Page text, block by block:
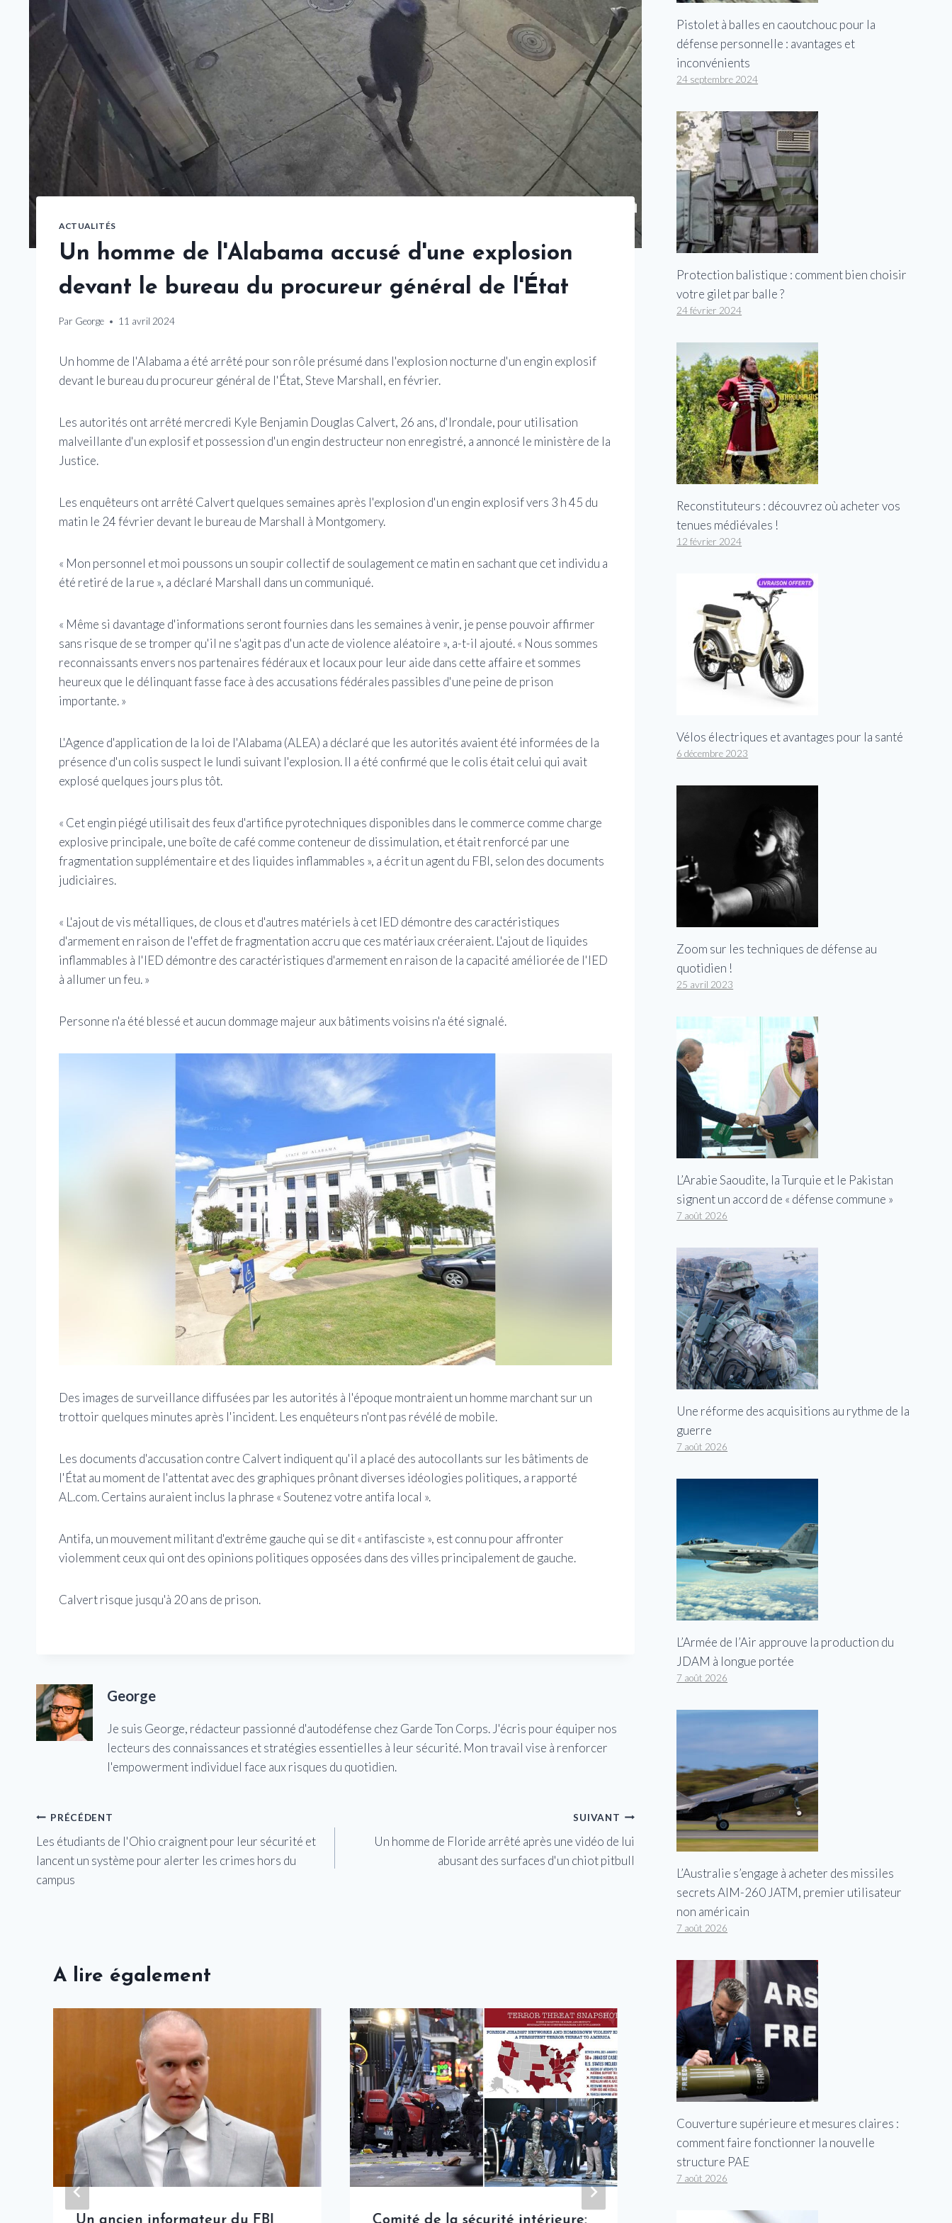
ACTUALITÉS
Un homme de l'Alabama accusé d'une explosion
devant le bureau du procureur général de l'État
Par George 11 avril 2024
Un homme de l'Alabama a été arrêté pour son rôle présumé dans l'explosion nocturne d'un engin explosif
devant le bureau du procureur général de l'État, Steve Marshall, en février.
Les autorités ont arrêté mercredi Kyle Benjamin Douglas Calvert, 26 ans, d'Irondale, pour utilisation
malveillante d'un explosif et possession d'un engin destructeur non enregistré, a annoncé le ministère de la
Justice.
Les enquêteurs ont arrêté Calvert quelques semaines après l'explosion d'un engin explosif vers 3 h 45 du
matin le 24 février devant le bureau de Marshall à Montgomery.
« Mon personnel et moi poussons un soupir collectif de soulagement ce matin en sachant que cet individu a
été retiré de la rue », a déclaré Marshall dans un communiqué.
« Même si davantage d'informations seront fournies dans les semaines à venir, je pense pouvoir affirmer
sans risque de se tromper qu'il ne s'agit pas d'un acte de violence aléatoire », a-t-il ajouté. « Nous sommes
reconnaissants envers nos partenaires fédéraux et locaux pour leur aide dans cette affaire et sommes
heureux que le délinquant fasse face à des accusations fédérales passibles d'une peine de prison
importante. »
L'Agence d'application de la loi de l'Alabama (ALEA) a déclaré que les autorités avaient été informées de la
présence d'un colis suspect le lundi suivant l'explosion. Il a été confirmé que le colis était celui qui avait
explosé quelques jours plus tôt.
« Cet engin piégé utilisait des feux d'artifice pyrotechniques disponibles dans le commerce comme charge
explosive principale, une boîte de café comme conteneur de dissimulation, et était renforcé par une
fragmentation supplémentaire et des liquides inflammables », a écrit un agent du FBI, selon des documents
judiciaires.
« L'ajout de vis métalliques, de clous et d'autres matériels à cet IED démontre des caractéristiques
d'armement en raison de l'effet de fragmentation accru que ces matériaux créeraient. L'ajout de liquides
inflammables à l'IED démontre des caractéristiques d'armement en raison de la capacité améliorée de l'IED
à allumer un feu. »
Personne n'a été blessé et aucun dommage majeur aux bâtiments voisins n'a été signalé.
Des images de surveillance diffusées par les autorités à l'époque montraient un homme marchant sur un
trottoir quelques minutes après l'incident. Les enquêteurs n'ont pas révélé de mobile.
Les documents d'accusation contre Calvert indiquent qu'il a placé des autocollants sur les bâtiments de
l'État au moment de l'attentat avec des graphiques prônant diverses idéologies politiques, a rapporté
AL.com. Certains auraient inclus la phrase « Soutenez votre antifa local ».
Antifa, un mouvement militant d'extrême gauche qui se dit « antifasciste », est connu pour affronter
violemment ceux qui ont des opinions politiques opposées dans des villes principalement de gauche.
Calvert risque jusqu'à 20 ans de prison.
George
Je suis George, rédacteur passionné d'autodéfense chez Garde Ton Corps. J'écris pour équiper nos
lecteurs des connaissances et stratégies essentielles à leur sécurité. Mon travail vise à renforcer
l'empowerment individuel face aux risques du quotidien.
Navigation
de
l’article
PRÉCÉDENT
Les étudiants de l'Ohio craignent pour leur sécurité et
lancent un système pour alerter les crimes hors du
campus
SUIVANT
Un homme de Floride arrêté après une vidéo de lui
abusant des surfaces d'un chiot pitbull
A lire également
Pistolet à balles en caoutchouc pour la
défense personnelle : avantages et
inconvénients
24 septembre 2024
Protection balistique : comment bien choisir
votre gilet par balle ?
24 février 2024
Reconstituteurs : découvrez où acheter vos
tenues médiévales !
12 février 2024
Vélos électriques et avantages pour la santé
6 décembre 2023
Zoom sur les techniques de défense au
quotidien !
25 avril 2023
L’Arabie Saoudite, la Turquie et le Pakistan
signent un accord de « défense commune »
7 août 2026
Une réforme des acquisitions au rythme de la
guerre
7 août 2026
L’Armée de l’Air approuve la production du
JDAM à longue portée
7 août 2026
L’Australie s’engage à acheter des missiles
secrets AIM-260 JATM, premier utilisateur
non américain
7 août 2026
Couverture supérieure et mesures claires :
comment faire fonctionner la nouvelle
structure PAE
7 août 2026